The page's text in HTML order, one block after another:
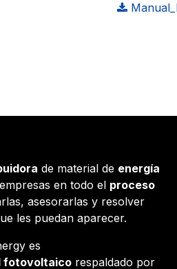
de material de energía
en todo el proceso
asesorarlas y resolver
les puedan aparecer.
es
fotovoltaico respaldado por